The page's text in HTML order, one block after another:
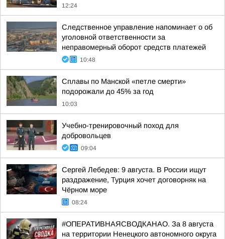
12:24
Следственное управление напоминает о об
уголовной ответственности за
неправомерный оборот средств платежей
10:48
Сплавы по Манской «петле смерти»
подорожали до 45% за год
10:03
Учебно-тренировочный поход для
добровольцев
09:04
Сергей Лебедев: 9 августа. В России ищут
раздражение, Турция хочет договорняк на
Чёрном море
08:24
#ОПЕРАТИВНАЯСВОДКАНАО. За 8 августа
на территории Ненецкого автономного округа